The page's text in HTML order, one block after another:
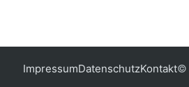
ImpressumDatenschutzKontakt©